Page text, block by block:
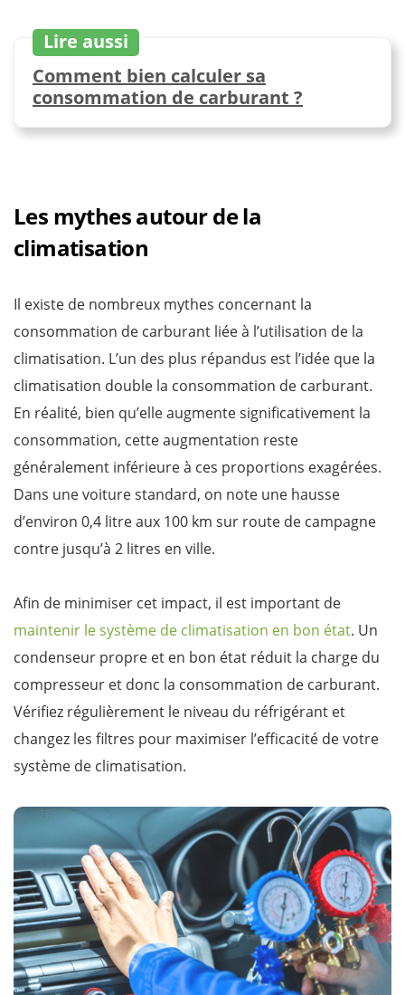
Lire aussi
Comment bien calculer sa
consommation de carburant ?
Les mythes autour de la
climatisation
Il existe de nombreux mythes concernant la
consommation de carburant liée à l’utilisation de la
climatisation. L’un des plus répandus est l’idée que la
climatisation double la consommation de carburant.
En réalité, bien qu’elle augmente significativement la
consommation, cette augmentation reste
généralement inférieure à ces proportions exagérées.
Dans une voiture standard, on note une hausse
d’environ 0,4 litre aux 100 km sur route de campagne
contre jusqu’à 2 litres en ville.
Afin de minimiser cet impact, il est important de
maintenir le système de climatisation en bon état. Un
condenseur propre et en bon état réduit la charge du
compresseur et donc la consommation de carburant.
Vérifiez régulièrement le niveau du réfrigérant et
changez les filtres pour maximiser l’efficacité de votre
système de climatisation.